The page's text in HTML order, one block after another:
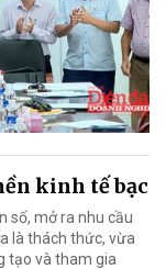
kinh tế bạc
số, mở ra nhu cầu
là thách thức, vừa
tạo và tham gia